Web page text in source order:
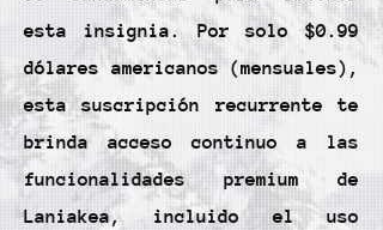
esta insignia. Por solo $0.99
dólares americanos (mensuales),
esta suscripción recurrente te
brinda acceso continuo a las
funcionalidades premium de
Laniakea, incluido el uso